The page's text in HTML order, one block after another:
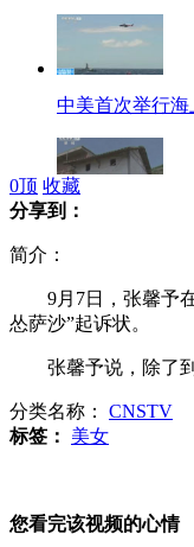
中美首次举行
俄罗斯将打造海
0顶 收藏
分享到：
简介：
9月7日，张馨予在
怂萨沙”起诉状。
张馨予说，除了到
分类名称： CNSTV
标签：
美女
您看完该视频的心情